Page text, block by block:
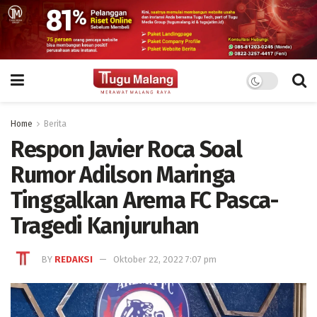
Home Berita
Respon Javier Roca Soal
Rumor Adilson Maringa
Tinggalkan Arema FC Pasca-
Tragedi Kanjuruhan
BY REDAKSI Oktober 22, 2022 7:07 pm